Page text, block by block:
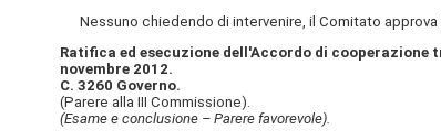
Nessuno chiedendo di intervenire, il Comitato
Ratifica ed esecuzione dell'Accordo di
novembre 2012.
C. 3260 Governo.
(Parere alla III Commissione).
(Esame e conclusione – Parere favorevole).